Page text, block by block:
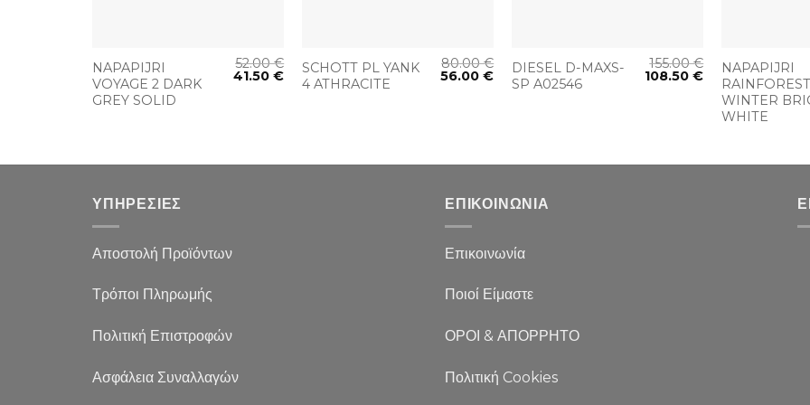
NAPAPIJRI
VOYAGE 2 DARK
GREY SOLID
52.00€
41.50€
SCHOTT PL YANK
4 ATHRACITE
80.00€
56.00€
DIESEL D-MAXS-
SP A02546
155.00€
108.50€
NAPAPIJRI
RAINFOREST
WINTER
WHITE
ΥΠΗΡΕΣΙΕΣ
Αποστολή Προϊόντων
Τρόποι Πληρωμής
Πολιτική Επιστροφών
Ασφάλεια Συναλλαγών
ΕΠΙΚΟΙΝΩΝΙΑ
Επικοινωνία
Ποιοί Είμαστε
ΟΡΟΙ & ΑΠΟΡΡΗΤΟ
Πολιτική Cookies